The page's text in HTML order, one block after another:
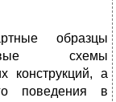
образцы
схемы
конструкций, а
поведения в